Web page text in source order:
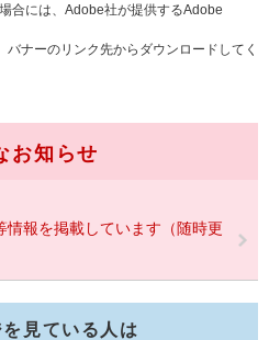
合には、Adobe社が提供するAdobe
ナーのリンク先からダウンロードしてく
お知らせ
報を掲載しています（随時更
見ている人は